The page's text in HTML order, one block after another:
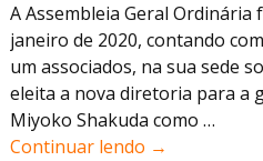
A Assembleia Geral Ordinária
janeiro de 2020, contando
um associados, na sua sede
eleita a nova diretoria para a
Miyoko Shakuda como …
Continuar lendo →